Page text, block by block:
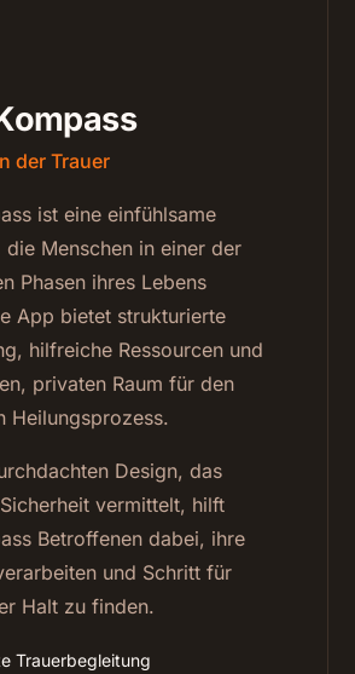
der Trauer
ist eine einfühlsame
Menschen in einer der
Phasen ihres Lebens
App bietet strukturierte
hilfreiche Ressourcen und
privaten Raum für den
Heilungsprozess.
Design, das
vermittelt, hilft
Betroffenen dabei, ihre
und Schritt für
Halt zu finden.
Trauerbegleitung